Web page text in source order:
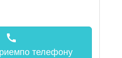
call
по телефону